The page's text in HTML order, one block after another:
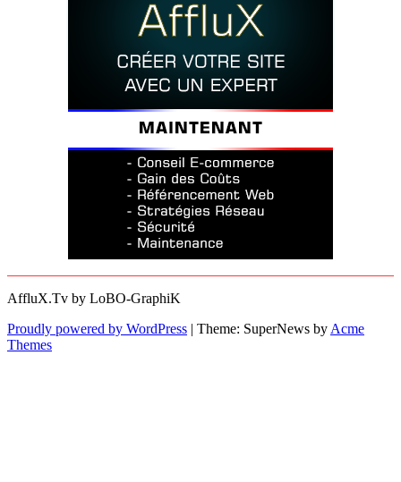
AffluX.Tv by LoBO-GraphiK
Proudly powered by WordPress | Theme: SuperNews by Acme
Themes